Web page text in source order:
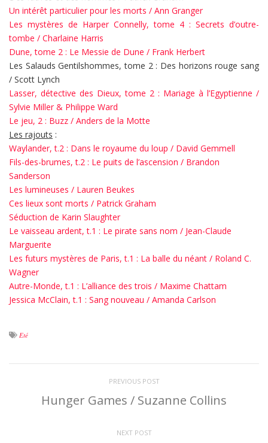
Un intérêt particulier pour les morts / Ann Granger
Les mystères de Harper Connelly, tome 4 : Secrets d’outre-
tombe / Charlaine Harris
Dune, tome 2 : Le Messie de Dune / Frank Herbert
Les Salauds Gentilshommes, tome 2 : Des horizons rouge sang
/ Scott Lynch
Lasser, détective des Dieux, tome 2 : Mariage à l’Egyptienne /
Sylvie Miller & Philippe Ward
Le jeu, 2 : Buzz / Anders de la Motte
Les rajouts :
Waylander, t.2 : Dans le royaume du loup / David Gemmell
Fils-des-brumes, t.2 : Le puits de l’ascension / Brandon
Sanderson
Les lumineuses / Lauren Beukes
Ces lieux sont morts / Patrick Graham
Séduction de Karin Slaughter
Le vaisseau ardent, t.1 : Le pirate sans nom / Jean-Claude
Marguerite
Les futurs mystères de Paris, t.1 : La balle du néant / Roland C.
Wagner
Autre-Monde, t.1 : L’alliance des trois / Maxime Chattam
Jessica McClain, t.1 : Sang nouveau / Amanda Carlson
Eté
PREVIOUS POST
Hunger Games / Suzanne Collins
NEXT POST